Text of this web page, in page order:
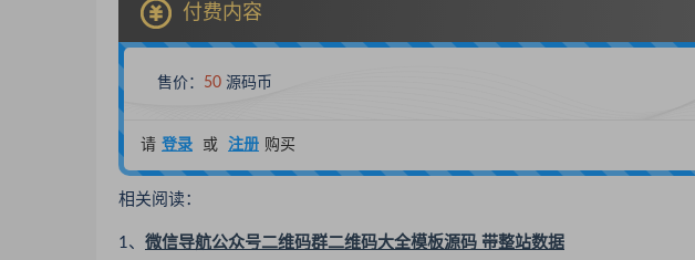
付费内容
售价： 50 源码币
请 登录 或 注册 购买
相关阅读：
1、 微信导航公众号二维码群二维码大全模板源码 带整站数据